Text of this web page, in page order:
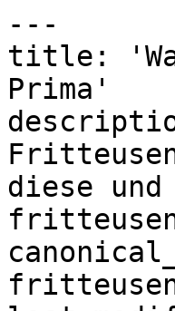
---
title:
Prima'
diese